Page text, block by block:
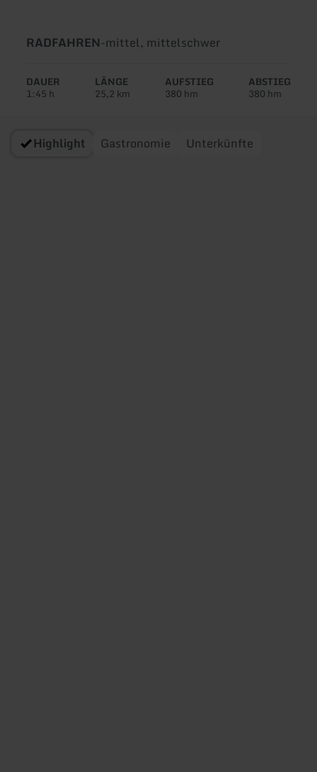
Art
Tour:
RADFAHREN-Schwierigkeit:
mittel, mittelschwer
DAUER
1:45 h
LÄNGE
25,2 km
AUFSTIEG
380 hm
ABSTIEG
380 hm
Highlight Gastronomie Unterkünfte